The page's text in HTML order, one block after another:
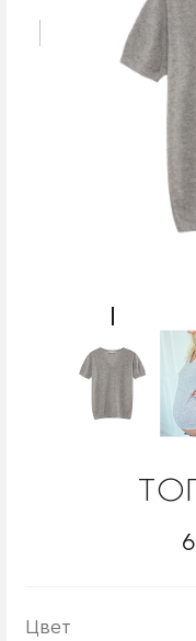
Цвет